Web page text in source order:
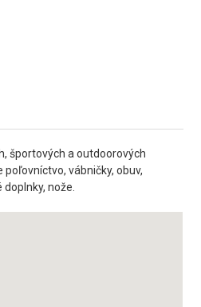
športových a outdoorových
vábničky, obuv,
nože.